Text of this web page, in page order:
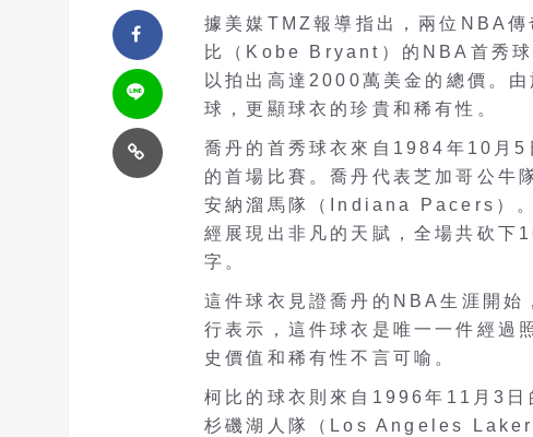
據美媒TMZ報導指出，兩位NBA
比（Kobe Bryant）的NBA首秀球
以拍出高達2000萬美金的總價。
球，更顯球衣的珍貴和稀有性。
喬丹的首秀球衣來自1984年10月
的首場比賽。喬丹代表芝加哥公
安納溜馬隊（Indiana Pacers）。
經展現出非凡的天賦，全場共砍下
字。
這件球衣見證喬丹的NBA生涯開始
行表示，這件球衣是唯一一件經過
史價值和稀有性不言可喻。
柯比的球衣則來自1996年11月3日
杉磯湖人隊（Los Angeles